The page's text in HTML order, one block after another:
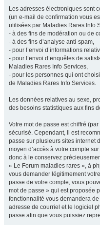
Les adresses électroniques sont
(un e-mail de confirmation vous
utilisées par Maladies Rares Info
- à des fins de modération ou de
- à des fins d’analyse anti-spam,
- pour l’envoi d’informations
- pour l’envoi d’enquêtes de
Maladies Rares Info Services,
- pour les personnes qui ont
de Maladies Rares Info Services.
Les données relatives au sexe,
des besoins statistiques aux fins
Votre mot de passe est chiffré
sécurisé. Cependant, il est
passe sur plusieurs sites internet
moyen d’accès à votre compte
donc à le conservez
« Le Forum maladies rares », à
vous demander légitimement
passe de votre compte, vous
mot de passe » qui est proposée
fonctionnalité vous demandera
adresse de courriel et le logiciel
passe afin que vous puissiez